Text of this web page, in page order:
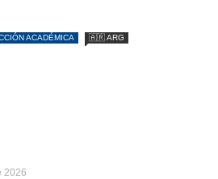
ACADÉMICA 🇦🇷 ARG
2026